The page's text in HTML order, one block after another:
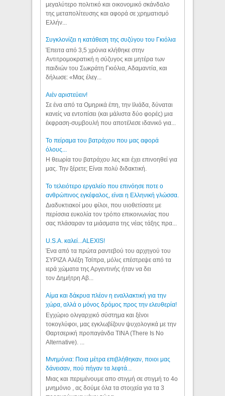
μεγαλύτερο πολιτικό και οικονομικό σκάνδαλο
της μεταπολίτευσης και αφορά σε χρηματισμό
Ελλήν...
Συγκλονίζει η κατάθεση της συζύγου του Γκιόλια
Έπειτα από 3,5 χρόνια κλήθηκε στην
Αντιτρομοκρατική η σύζυγος και μητέρα των
παιδιών του Σωκράτη Γκιόλια, Αδαμαντία, και
δήλωσε: «Μας έλεγ...
Aιέν αριστεύειν!
Σε ένα από τα Ομηρικά έπη, την Ιλιάδα, δύναται
κανείς να εντοπίσει (και μάλιστα δύο φορές) μια
έκφραση-συμβουλή που αποτέλεσε ιδανικό για...
Το πείραμα του βατράχου που μας αφορά
όλους...
Η θεωρία του βατράχου λες και έχει επινοηθεί για
μας. Την ξέρετε; Είναι πολύ διδακτική.
Το τελειότερο εργαλείο που επινόησε ποτε ο
ανθρώπινος εγκέφαλος, είναι η Ελληνική γλώσσα.
Διαδυκτιακοί μου φίλοι, που υιοθετίσατε με
περίσσια ευκολία τον τρόπο επικοινωνίας που
σας πλάσαραν τα μιάσματα της νέας τάξης πρα...
U.S.A. καλεί...ALEXIS!
Ένα από τα πρώτα ραντεβού του αρχηγού του
ΣΥΡΙΖΑ Αλέξη Τσίπρα, μόλις επέστρεψε από τα
ιερά χώματα της Αργεντινής ήταν να δει
τον Δημήτρη Αβ...
Αίμα και δάκρυα πλέον η εναλλακτική για την
χώρα, αλλά ο μόνος δρόμος προς την ελευθερία!
Εγχώριο ολιγαρχικό σύστημα και ξένοι
τοκογλύφοι, μας εγκλωβίζουν ψυχολογικά με την
Θαρτσερική προπαγάνδα TINA (There Is No
Alternative). ...
Μνημόνια: Ποια μέτρα επιβλήθηκαν, ποιοι μας
δάνεισαν, πού πήγαν τα λεφτά...
Μιας και περιμένουμε απο στιγμή σε στιγμή το 4ο
μνημόνιο , ας δούμε όλα τα στοιχεία για τα 3